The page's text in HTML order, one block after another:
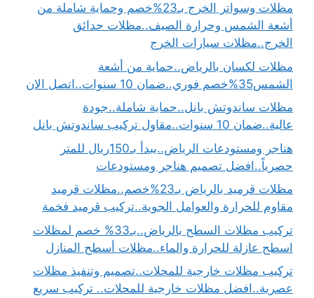
مظلات وسواتر الخرج بـ23%خصم وحماية شاملة من
أشعة الشمس وحرارة الصيف..مظلات حدائق
الخرج..مظلات سيارات الخرج
مظلات لكسان بالرياض..حماية من أشعة
الشمس35%خصم فوري..ضمان 10 سنوات..اتصل الان
مظلات ساندوتش بانل..حماية شاملة..جودة
عالية..ضمان 10 سنوات..مقاول تركيب ساندوتش بانل
هناجر ومستودعات الرياض..يبدأ بـ150ريال للمتر
حصرياً..افضل تصميم هناجر ومستودعات
مظلات قرميد بالرياض بـ23%خصم..مظلات قرميد
مقاوم للحرارة والعوامل الجوية..تركيب قرميد فخمة
تركيب مظلات السطح بالرياض..بـ33% خصم لمظلات
اسطح عازلة للحرارة والماء..مظلات أسطح المنازل
تركيب مظلات خارجية للمحلات..تصميم وتنفيذ مظلات
عصرية..افضل مظلات خارجية للمحلات.. تركيب سريع